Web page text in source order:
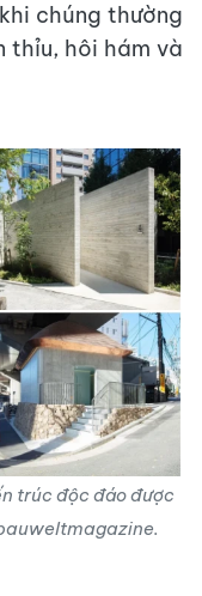
chúng thường
thỉu, hôi hám và
trúc độc đáo được